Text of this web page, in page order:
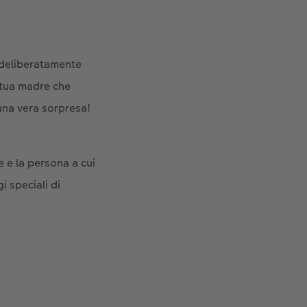
madre che
vera sorpresa!
la persona a cui
speciali di